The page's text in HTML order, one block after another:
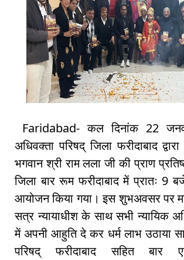
Faridabad- कल दिनांक 22
अधिवक्ता परिषद् जिला फरीदाबाद
भगवान श्री राम लला जी की प्राण
जिला बार रूम फरीदाबाद में प्रातः 9
आयोजन किया गया। इस शुभअवसर पर
सत्र न्यायाधीश के साथ सभी न्यायिक
में अपनी आहुति दे कर धर्म लाभ उठाया
परिषद् फरीदाबाद सहित बार